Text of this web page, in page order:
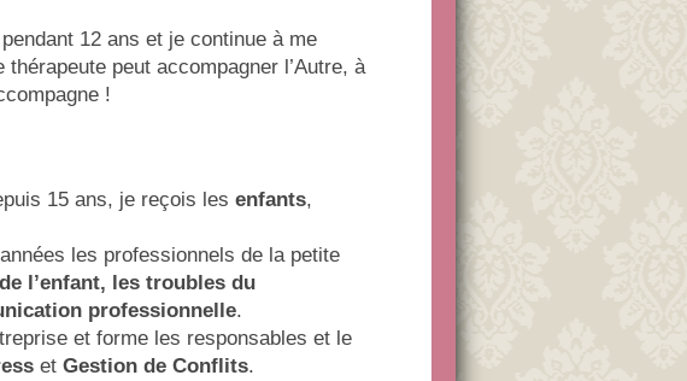
12 ans et je continue à me
peut accompagner l’Autre, à
!
15 ans, je reçois lesenfants,
les professionnels de la petite
l’enfant, les troubles du
professionnelle.
et forme les responsables et le
etGestion de Conflits.